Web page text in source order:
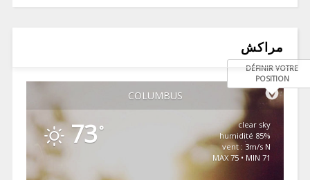
مراكش
COLUMBUS
DÉFINIR VOTRE
POSITION
73 °
clear sky
85% humidité
vent : 3m/s N
MAX 75 • MIN 71